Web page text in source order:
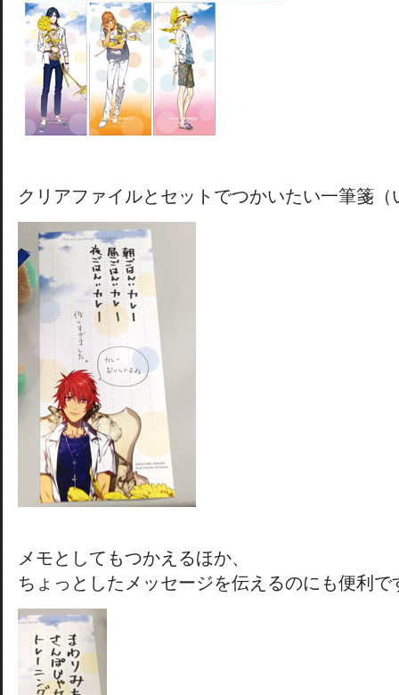
クリアファイルとセットでつかいたい一筆箋（
メモとしてもつかえるほか、
ちょっとしたメッセージを伝えるのにも便利で